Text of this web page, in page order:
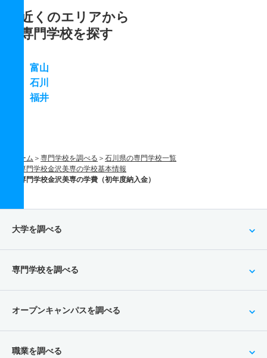
近くのエリアから
専門学校を探す
富山
石川
福井
ホーム 専門学校を調べる
石川県の専門学校一覧
専門学校金沢美専の学校基本情報
専門学校金沢美専の学費（初年度納入金）
大学を調べる
専門学校を調べる
オープンキャンパスを調べる
職業を調べる